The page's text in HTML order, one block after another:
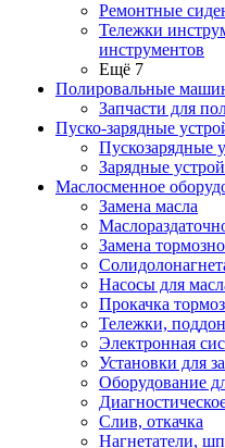
Ремонтные
Тележки
инструментов
Ещё 7
Полировальные
Запчасти для
Пуско-зарядные
Пускозарядные
Зарядные
Маслосменное
Замена масла
Замена
Насосы для
Прокачка
Тележки,
Электронная
Установки для
Оборудование
Слив, откачка
Нагнетатели,